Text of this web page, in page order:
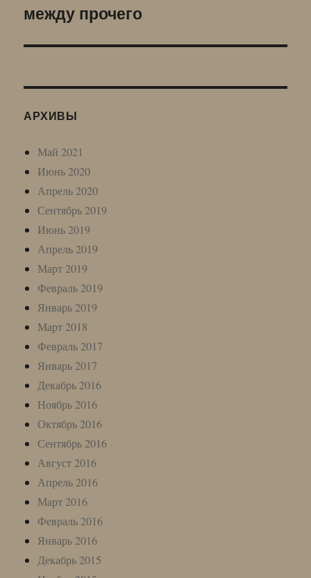
Следующая
между прочего
АРХИВЫ
Май 2021
Июнь 2020
Апрель 2020
Сентябрь 2019
Июнь 2019
Апрель 2019
Март 2019
Февраль 2019
Январь 2019
Март 2018
Февраль 2017
Январь 2017
Декабрь 2016
Ноябрь 2016
Октябрь 2016
Сентябрь 2016
Август 2016
Апрель 2016
Март 2016
Февраль 2016
Январь 2016
Декабрь 2015